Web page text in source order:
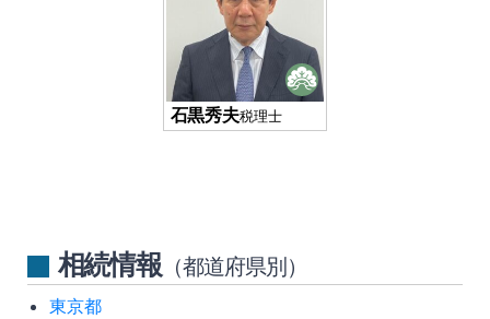
石黒秀夫税理士
相続情報 （都道府県別）
東京都